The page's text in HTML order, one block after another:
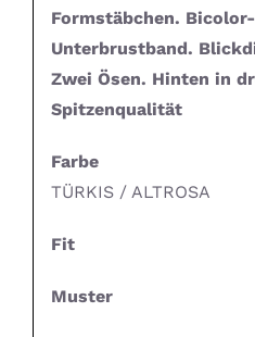
Formstäbchen.
Unterbrustband.
Zwei Ösen. Hinten in
Spitzenqualität
Farbe
TÜRKIS / ALTROSA
Fit
Muster